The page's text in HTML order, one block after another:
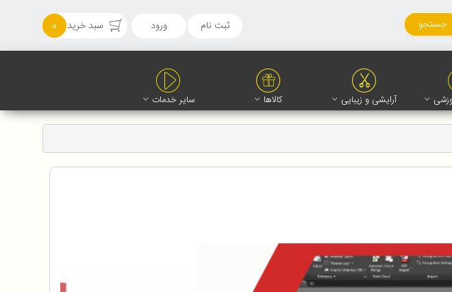
جستجو ثبت نام ورود سبد خرید 0
آرایشی و زیبایی کالاها سایر خدمات